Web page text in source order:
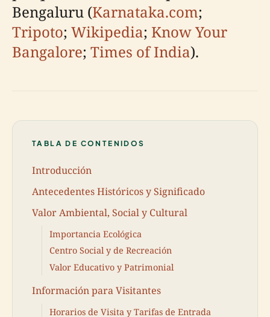
Bengaluru (Karnataka.com;
Tripoto; Wikipedia; Know Your
Bangalore; Times of India).
TABLA DE CONTENIDOS
Introducción
Antecedentes Históricos y Significado
Valor Ambiental, Social y Cultural
Importancia Ecológica
Centro Social y de Recreación
Valor Educativo y Patrimonial
Información para Visitantes
Horarios de Visita y Tarifas de Entrada